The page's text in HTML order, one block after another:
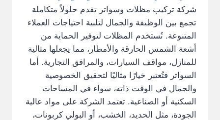
شركة تركيب مظلات وسواتر تقدم حلولاً متكاملة
تجمع بين الوظيفة والجمال لتلبية احتياجات العملاء
المتنوعة. تُستخدم المظلات لتوفير الحماية من
أشعة الشمس الحارقة والأمطار، مما يجعلها مثالية
للمنازل، مواقف السيارات، والمرافق التجارية. أما
السواتر فتُعتبر خيارًا مثاليًا لتحقيق الخصوصية
والجمال في الوقت ذاته، سواء في المساحات
السكنية أو الصناعية. تعتمد الشركة على مواد عالية
الجودة، مثل الحديد، الخشب، أو البولي كربونات،